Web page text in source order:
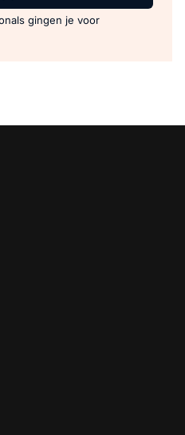
gingen je voor